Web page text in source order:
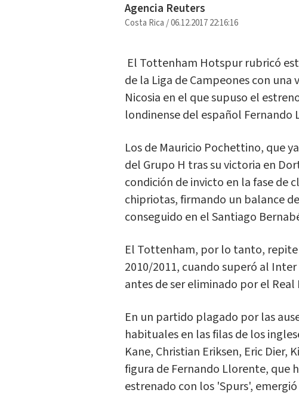
Agencia Reuters
Costa Rica/06.12.2017 22:16:16
El Tottenham Hotspur rubricó
de la Liga de Campeones con
Nicosia en el que supuso el
londinense del español Fernando
Los de Mauricio Pochettino, que
del Grupo H tras su victoria en
condición de invicto en la fase de
chipriotas, firmando un balance
conseguido en el Santiago
El Tottenham, por lo tanto,
2010/2011, cuando superó al
antes de ser eliminado por el
En un partido plagado por las
habituales en las filas de los
Kane, Christian Eriksen, Eric Dier,
figura de Fernando Llorente, que
estrenado con los 'Spurs',